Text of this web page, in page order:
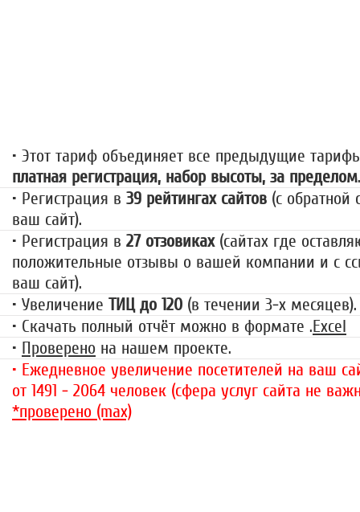
• Этот тариф объединяет все предыдущие
платная регистрация, набор высоты, за пределом.
• Регистрация в 39 рейтингах сайтов (с обратной
ваш сайт).
• Регистрация в 27 отзовиках(сайтах где
положительные отзывы о вашей компании и с
ваш сайт).
• Увеличение ТИЦ до 120 (в течении 3-х месяцев).
• Скачать полный отчёт можно в формате .Excel
• Проверено на нашем проекте.
• Ежедневное увеличение посетителей на ваш
от 1491 - 2064 человек (сфера услуг сайта не
*проверено (max)